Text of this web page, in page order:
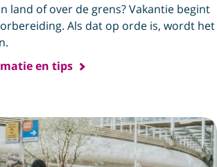
land of over de grens? Vakantie begint
Als dat op orde is, wordt het
en tips